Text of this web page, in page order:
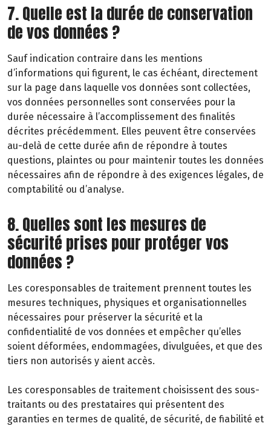
7. Quelle est la durée de conservation
de vos données ?
Sauf indication contraire dans les mentions
d’informations qui figurent, le cas échéant, directement
sur la page dans laquelle vos données sont collectées,
vos données personnelles sont conservées pour la
durée nécessaire à l’accomplissement des finalités
décrites précédemment. Elles peuvent être conservées
au-delà de cette durée afin de répondre à toutes
questions, plaintes ou pour maintenir toutes les données
nécessaires afin de répondre à des exigences légales, de
comptabilité ou d’analyse.
8. Quelles sont les mesures de
sécurité prises pour protéger vos
données ?
Les coresponsables de traitement prennent toutes les
mesures techniques, physiques et organisationnelles
nécessaires pour préserver la sécurité et la
confidentialité de vos données et empêcher qu’elles
soient déformées, endommagées, divulguées, et que des
tiers non autorisés y aient accès.
Les coresponsables de traitement choisissent des sous-
traitants ou des prestataires qui présentent des
garanties en termes de qualité, de sécurité, de fiabilité et